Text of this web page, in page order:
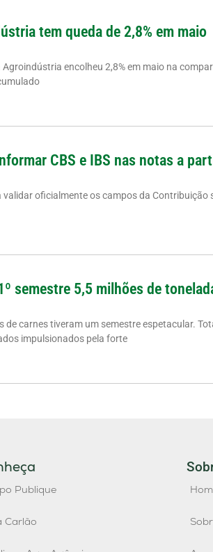
tem queda de 2,8% em maio
encolheu 2,8% em maio na
CBS e IBS nas notas a
validar oficialmente os campos da Contribuição
semestre 5,5 milhões de
de carnes tiveram um semestre espetacular.
impulsionados pela forte
Publique
Carlão